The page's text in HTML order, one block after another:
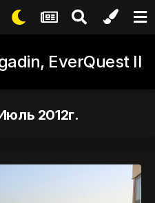
EverQuest II
2012г.